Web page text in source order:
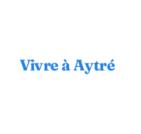
Vivre à Aytré